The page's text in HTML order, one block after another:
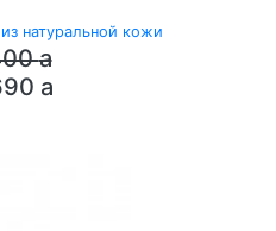
натуральной кожи
a
a